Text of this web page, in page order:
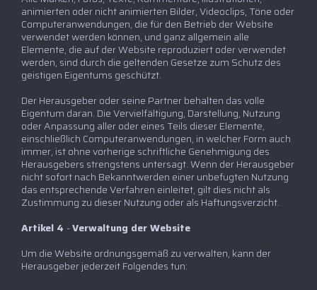
animierten oder nicht animierten Bilder, Videoclips, Töne oder
Computeranwendungen, die für den Betrieb der Website
verwendet werden können, und ganz allgemein alle
Elemente, die auf der Website reproduziert oder verwendet
werden, sind durch die geltenden Gesetze zum Schutz des
geistigen Eigentums geschützt.
Der Herausgeber oder seine Partner behalten das volle
Eigentum daran. Die Vervielfältigung, Darstellung, Nutzung
oder Anpassung aller oder eines Teils dieser Elemente,
einschließlich Computeranwendungen, in welcher Form auch
immer, ist ohne vorherige schriftliche Genehmigung des
Herausgebers strengstens untersagt. Wenn der Herausgeber
nicht sofort nach Bekanntwerden einer unbefugten Nutzung
das entsprechende Verfahren einleitet, gilt dies nicht als
Zustimmung zu dieser Nutzung oder als Haftungsverzicht.
Artikel 4 -Verwaltung der Website
Um die Website ordnungsgemäß zu verwalten, kann der
Herausgeber jederzeit Folgendes tun: